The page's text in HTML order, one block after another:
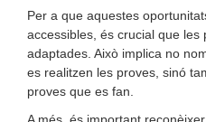
Per a que aquestes
accessibles, és crucial que les
adaptades. Això implica no
es realitzen les proves, sinó
proves que es fan.